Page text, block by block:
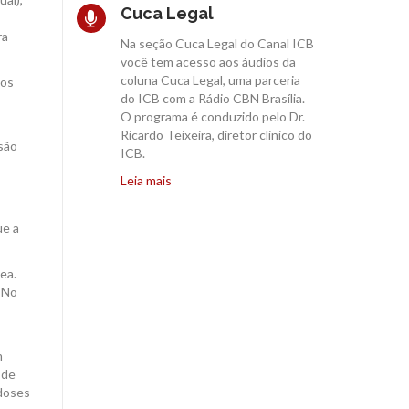
a
Cuca Legal
Na seção Cuca Legal do Canal ICB
você tem acesso aos áudios da
coluna Cuca Legal, uma parceria
do ICB com a Rádio CBN Brasília.
O programa é conduzido pelo Dr.
Ricardo Teixeira, diretor clinico do
ICB.
Leia mais